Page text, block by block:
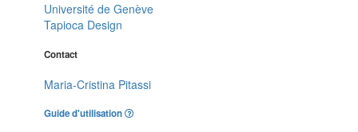
Université de Genève
Tapioca Design
Contact
Maria-Cristina Pitassi
Guide d'utilisation